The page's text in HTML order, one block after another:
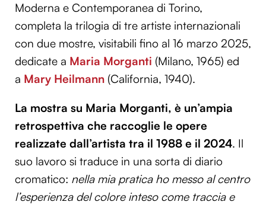
Moderna e Contemporanea di Torino,
completa la trilogia di tre artiste internazionali
con due mostre, visitabili fino al 16 marzo 2025,
dedicate a Maria Morganti (Milano, 1965) ed
a Mary Heilmann (California, 1940).
La mostra su Maria Morganti, è un’ampia
retrospettiva che raccoglie le opere
realizzate dall’artista tra il 1988 e il 2024. Il
suo lavoro si traduce in una sorta di diario
cromatico: nella mia pratica ho messo al centro
l’esperienza del colore inteso come traccia e